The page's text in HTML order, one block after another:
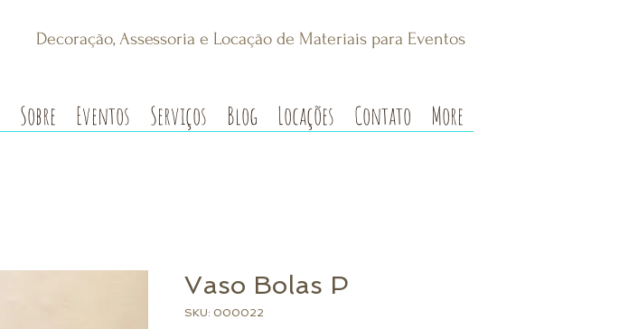
Decoração, Assessoria e Locação de Materiais para Eventos
Sobre Eventos Serviços Blog Locações Contato More
Vaso Bolas P
SKU: 000022